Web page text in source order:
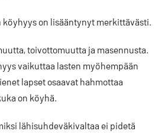
köyhyys on lisääntynyt merkittävästi.
toivottomuutta ja masennusta.
vaikuttaa lasten myöhempään
lapset osaavat hahmottaa
on köyhä.
lähisuhdeväkivaltaa ei pidetä